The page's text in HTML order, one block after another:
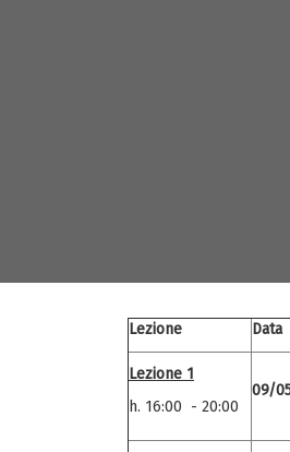
CONSIGLIO DIRETTIVO ORDINE
Lezione
Data
Lezione 1
h. 16:00 - 20:00
09/